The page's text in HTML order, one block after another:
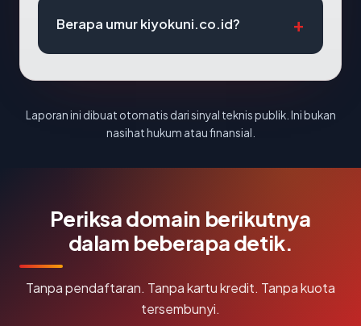
Berapa umur kiyokuni.co.id?
Laporan ini dibuat otomatis dari sinyal teknis publik. Ini bukan
nasihat hukum atau finansial.
Periksa domain berikutnya
dalam beberapa detik.
Tanpa pendaftaran. Tanpa kartu kredit. Tanpa kuota
tersembunyi.